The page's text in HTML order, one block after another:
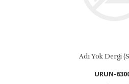
Adı Yok Dergi
URUN-